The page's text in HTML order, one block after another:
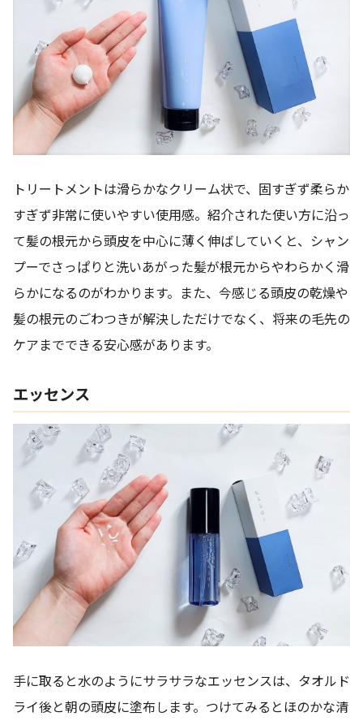
トリートメントは滑らかなクリーム状で、固すぎず柔らか
すぎず非常に使いやすい使用感。紹介された使い方に沿っ
て髪の根元から頭皮を中心に薄く伸ばしていくと、シャン
プーでさっぱりと洗いあがった髪が根元からやわらかく滑
らかになるのがわかります。また、今感じる頭皮の乾燥や
髪の根元のごわつきが解決しただけでなく、将来の毛先の
ケアまでできる安心感があります。
エッセンス
手に取ると水のようにサラサラなエッセンスは、タオルド
ライ後と朝の頭皮に塗布します。つけてみるとほのかな清